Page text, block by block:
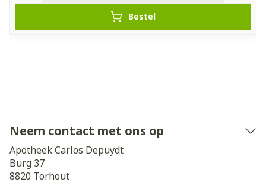
Bestel
Neem contact met ons op
Apotheek Carlos Depuydt
Burg 37
8820 Torhout